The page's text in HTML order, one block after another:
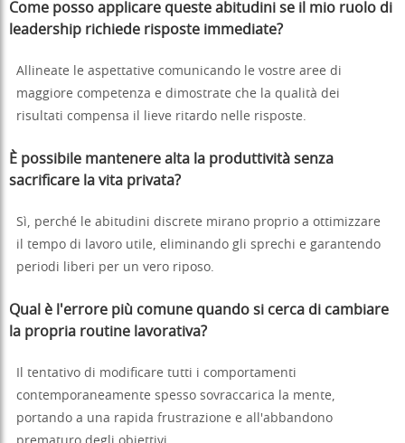
Come posso applicare queste abitudini se il mio ruolo di
leadership richiede risposte immediate?
Allineate le aspettative comunicando le vostre aree di
maggiore competenza e dimostrate che la qualità dei
risultati compensa il lieve ritardo nelle risposte.
È possibile mantenere alta la produttività senza
sacrificare la vita privata?
Sì, perché le abitudini discrete mirano proprio a ottimizzare
il tempo di lavoro utile, eliminando gli sprechi e garantendo
periodi liberi per un vero riposo.
Qual è l'errore più comune quando si cerca di cambiare
la propria routine lavorativa?
Il tentativo di modificare tutti i comportamenti
contemporaneamente spesso sovraccarica la mente,
portando a una rapida frustrazione e all'abbandono